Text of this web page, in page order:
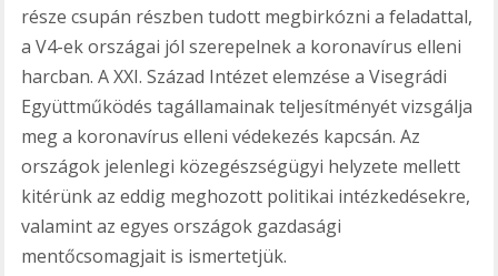
része csupán részben tudott megbirkózni a feladattal,
a V4-ek országai jól szerepelnek a koronavírus elleni
harcban. A XXI. Század Intézet elemzése a Visegrádi
Együttműködés tagállamainak teljesítményét vizsgálja
meg a koronavírus elleni védekezés kapcsán. Az
országok jelenlegi közegészségügyi helyzete mellett
kitérünk az eddig meghozott politikai intézkedésekre,
valamint az egyes országok gazdasági
mentőcsomagjait is ismertetjük.